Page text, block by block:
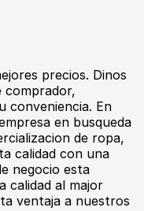
precios. Dinos
comprador,
conveniencia. En
en busqueda
de ropa,
calidad con una
negocio esta
calidad al major
ventaja a nuestros